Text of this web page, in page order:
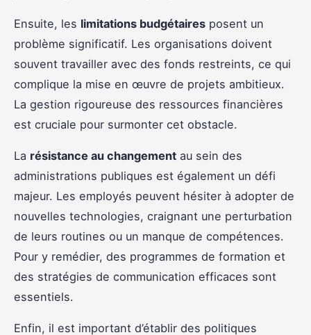
Ensuite, les limitations budgétaires posent un
problème significatif. Les organisations doivent
souvent travailler avec des fonds restreints, ce qui
complique la mise en œuvre de projets ambitieux.
La gestion rigoureuse des ressources financières
est cruciale pour surmonter cet obstacle.
La résistance au changement au sein des
administrations publiques est également un défi
majeur. Les employés peuvent hésiter à adopter de
nouvelles technologies, craignant une perturbation
de leurs routines ou un manque de compétences.
Pour y remédier, des programmes de formation et
des stratégies de communication efficaces sont
essentiels.
Enfin, il est important d’établir des politiques